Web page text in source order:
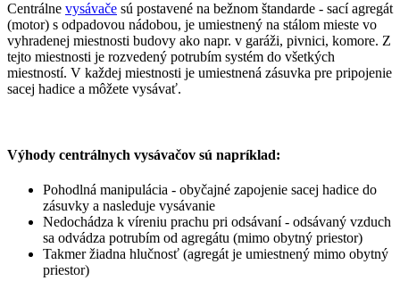
Centrálne vysávače sú postavené na bežnom štandarde - sací agregát
(motor) s odpadovou nádobou, je umiestnený na stálom mieste vo
vyhradenej miestnosti budovy ako napr. v garáži, pivnici, komore. Z
tejto miestnosti je rozvedený potrubím systém do všetkých
miestností. V každej miestnosti je umiestnená zásuvka pre pripojenie
sacej hadice a môžete vysávať.
Výhody centrálnych vysávačov sú napríklad:
Pohodlná manipulácia - obyčajné zapojenie sacej hadice do
zásuvky a nasleduje vysávanie
Nedochádza k víreniu prachu pri odsávaní - odsávaný vzduch
sa odvádza potrubím od agregátu (mimo obytný priestor)
Takmer žiadna hlučnosť (agregát je umiestnený mimo obytný
priestor)